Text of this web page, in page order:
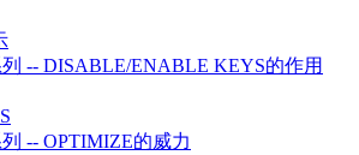
-- DISABLE/ENABLE KEYS的作用
-- OPTIMIZE的威力